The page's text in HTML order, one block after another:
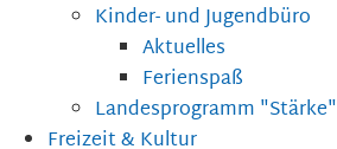
Kinder- und Jugendbüro
Aktuelles
Ferienspaß
Landesprogramm "Stärke"
Freizeit & Kultur